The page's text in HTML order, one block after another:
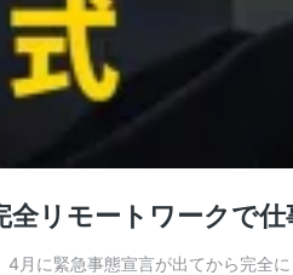
リモートワークで
月に緊急事態宣言が出てから完全